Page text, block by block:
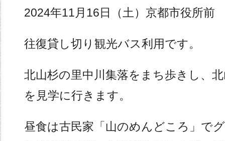
2024年11月16日（土）京都市役所
往復貸し切り観光バス利用です。
北山杉の里中川集落をまち歩きし、
を見学に行きます。
昼食は古民家「山のめんどころ」で